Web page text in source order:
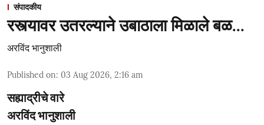
संपादकीय
रस्त्यावर उतरल्याने उबाठाला मिळाले बळ...
अरविंद भानुशाली
Published on: 03 Aug 2026, 2:16 am
सह्याद्रीचे वारे
अरविंद भानुशाली